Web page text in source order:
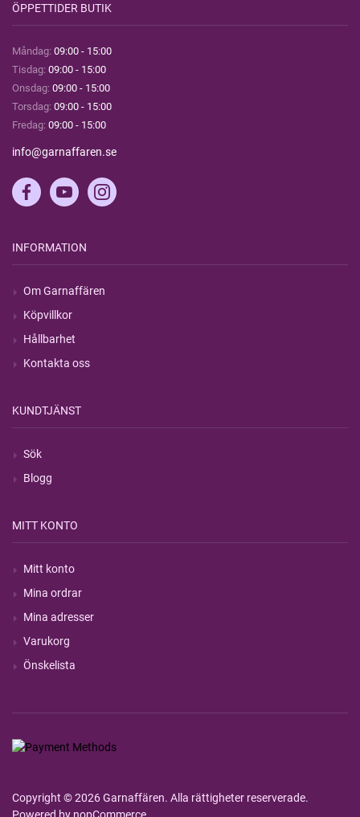
ÖPPETTIDER BUTIK
Måndag: 09:00 - 15:00
Tisdag: 09:00 - 15:00
Onsdag: 09:00 - 15:00
Torsdag: 09:00 - 15:00
Fredag: 09:00 - 15:00
info@garnaffaren.se
INFORMATION
Om Garnaffären
Köpvillkor
Hållbarhet
Kontakta oss
KUNDTJÄNST
Sök
Blogg
MITT KONTO
Mitt konto
Mina ordrar
Mina adresser
Varukorg
Önskelista
Copyright © 2026 Garnaffären. Alla rättigheter reserverade.